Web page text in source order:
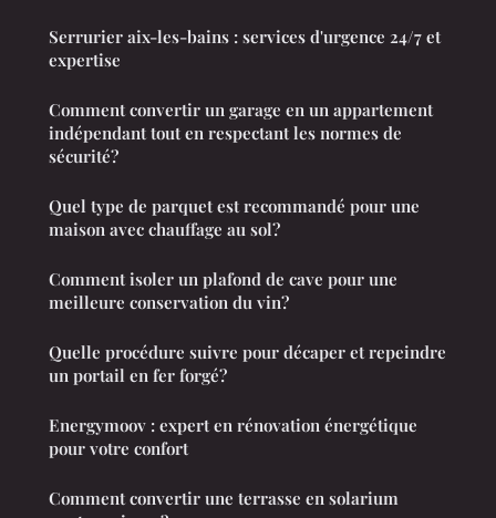
Serrurier aix-les-bains : services d'urgence 24/7 et
expertise
Comment convertir un garage en un appartement
indépendant tout en respectant les normes de
sécurité?
Quel type de parquet est recommandé pour une
maison avec chauffage au sol?
Comment isoler un plafond de cave pour une
meilleure conservation du vin?
Quelle procédure suivre pour décaper et repeindre
un portail en fer forgé?
Energymoov : expert en rénovation énergétique
pour votre confort
Comment convertir une terrasse en solarium